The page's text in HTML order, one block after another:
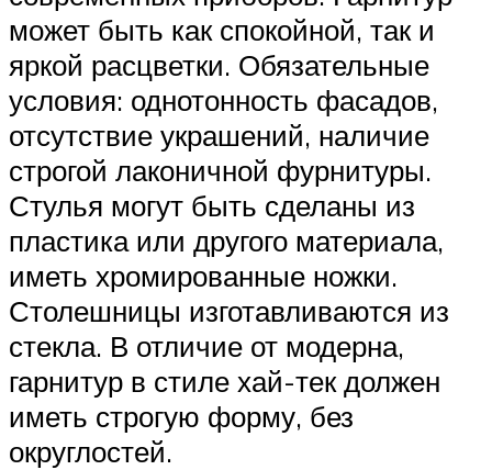
может быть как спокойной, так и
яркой расцветки. Обязательные
условия: однотонность фасадов,
отсутствие украшений, наличие
строгой лаконичной фурнитуры.
Стулья могут быть сделаны из
пластика или другого материала,
иметь хромированные ножки.
Столешницы изготавливаются из
стекла. В отличие от модерна,
гарнитур в стиле хай-тек должен
иметь строгую форму, без
округлостей.